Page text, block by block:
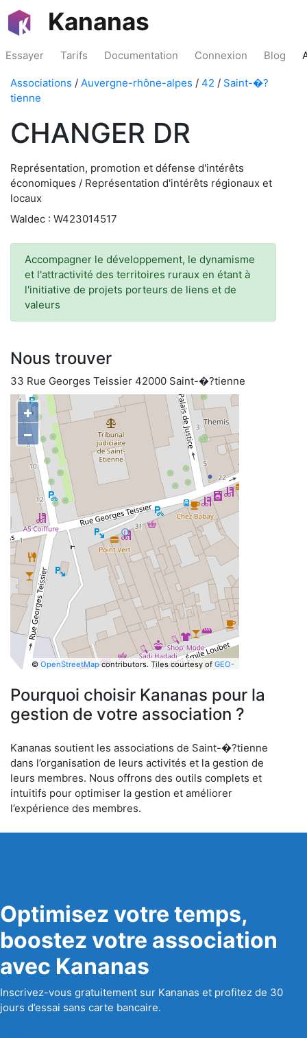
Kananas
Essayer Tarifs Documentation Connexion Blog
Associations / Auvergne-rhône-alpes / 42 / Saint-�?
tienne
CHANGER DR
Représentation, promotion et défense d'intérêts
économiques / Représentation d'intérêts régionaux et
locaux
Waldec : W423014517
Accompagner le développement, le dynamisme
et l'attractivité des territoires ruraux en étant à
l'initiative de projets porteurs de liens et de
valeurs
Nous trouver
33 Rue Georges Teissier 42000 Saint-�?tienne
+
−
© OpenStreetMapcontributors. Tiles courtesy of GEO-
Pourquoi choisir Kananas pour la
gestion de votre association ?
Kananas soutient les associations de Saint-�?tienne
dans l’organisation de leurs activités et la gestion de
leurs membres. Nous offrons des outils complets et
intuitifs pour optimiser la gestion et améliorer
l’expérience des membres.
Optimisez votre temps,
boostez votre association
avec Kananas
Inscrivez-vous gratuitement sur Kananas et profitez de 30
jours d’essai sans carte bancaire.